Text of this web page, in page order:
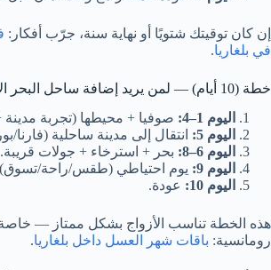
إن كان توقيتك شتويًا أو نهاية سنة، جرّب أفكار:
في بلغاريا.
خطة (10 أيام) — لمن يريد إضافة ساحل البحر الأسود 🌊
اليوم 1–4:
صوفيا + محيطها (تجربة مدينة
اليوم 5:
انتقال إلى مدينة ساحلية (فارنا/
اليوم 6–8:
بحر + استرخاء + جولات قريبة.
اليوم 9:
يوم احتياطي (طقس/راحة/
اليوم 10:
عودة.
هذه الخطة تناسب الأزواج بشكل ممتاز — خاصة
رومانسية: باقات شهر العسل داخل بلغاريا.